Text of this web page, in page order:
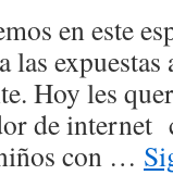
en este
las
Hoy les
de internet
con …